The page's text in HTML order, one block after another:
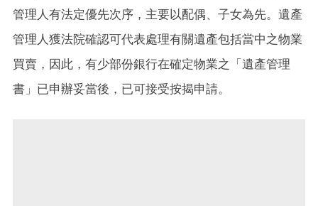
管理人有法定優先次序，主要以配偶、子女為先。遺產
管理人獲法院確認可代表處理有關遺產包括當中之物業
買賣，因此，有少部份銀行在確定物業之「遺產管理
書」已申辦妥當後，已可接受按揭申請。